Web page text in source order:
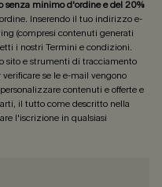
senza minimo d'ordine e del 20%
Inserendo il tuo indirizzo e-
(compresi contenuti generati
i nostri Termini e condizioni.
sito e strumenti di tracciamento
se le e-mail vengono
contenuti e offerte e
il tutto come descritto nella
l'iscrizione in qualsiasi